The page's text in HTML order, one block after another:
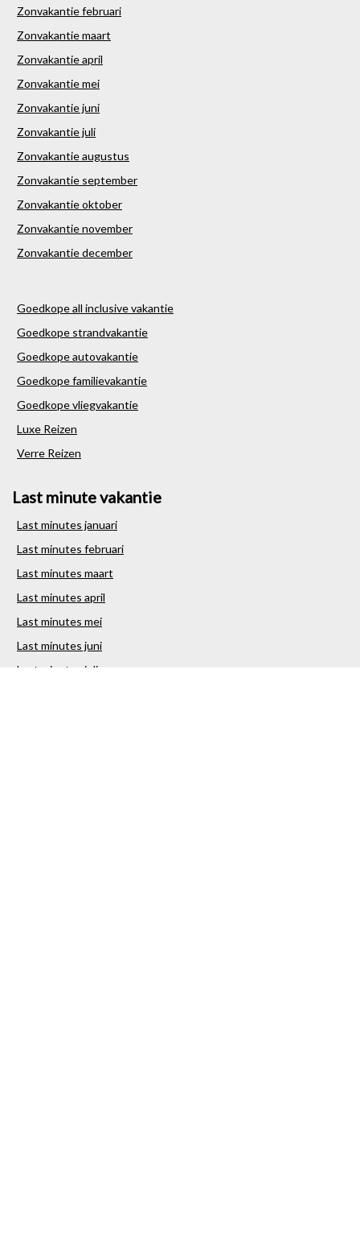
Zonvakantie februari
Zonvakantie maart
Zonvakantie april
Zonvakantie mei
Zonvakantie juni
Zonvakantie juli
Zonvakantie augustus
Zonvakantie september
Zonvakantie oktober
Zonvakantie november
Zonvakantie december
Goedkope all inclusive vakantie
Goedkope strandvakantie
Goedkope autovakantie
Goedkope familievakantie
Goedkope vliegvakantie
Luxe Reizen
Verre Reizen
Last minute vakantie
Last minutes januari
Last minutes februari
Last minutes maart
Last minutes april
Last minutes mei
Last minutes juni
Last minutes juli